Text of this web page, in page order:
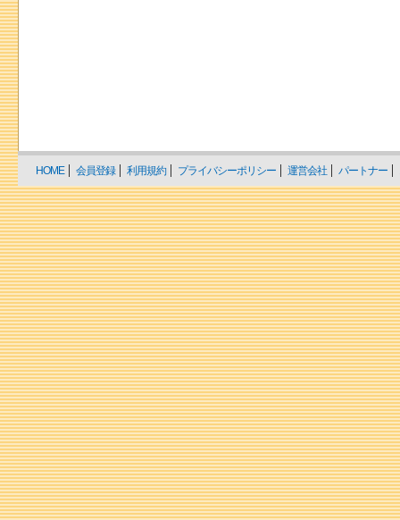
HOME 会員登録 利用規約 プライバシーポリシー 運営会社 パートナー